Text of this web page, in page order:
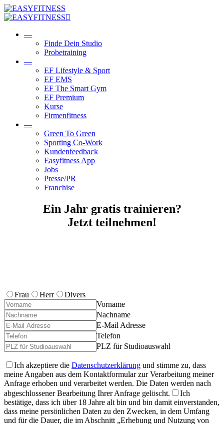
Skip
to
—
Finde Dein Studio
Probetraining
—
EF Lifestyle & Sport
EF EMS
EF The Smart Gym
EF Premium
Kurse
Firmenfitness
—
Green To Green
Sporting Co-Work
Kundenfeedback
Easyfitness App
Jobs
Presse/PR
Franchise
Ein Jahr gratis trainieren?
Jetzt teilnehmen!
Frau Herr
Divers
Vorname
Nachname
E-Mail Adresse
Telefon
PLZ für Studioauswahl
Ich akzeptiere die Datenschutzerklärung und stimme zu, dass
meine Angaben aus dem Kontaktformular zur Verarbeitung meiner
Anfrage erhoben und verarbeitet werden. Die Daten werden nach
abgeschlossener Bearbeitung Ihrer Anfrage gelöscht.
Ich
bestätige, dass ich über 18 Jahre alt bin und bin damit einverstanden,
dass meine persönlichen Daten zu den Zwecken, in dem Umfang
und für die Dauer, die im Abschnitt „Erhebung und Nutzung von